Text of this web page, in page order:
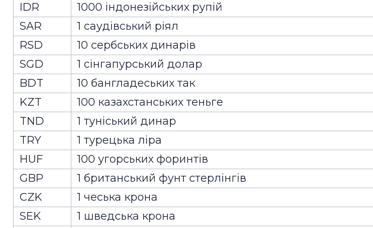
IDR
1000 індонезійських рупій
SAR
1 саудівський ріял
RSD
10 сербських динарів
SGD
1 сінгапурський долар
BDT
10 бангладеських так
KZT
100 казахстанських теньге
TND
1 туніський динар
TRY
1 турецька ліра
HUF
100 угорських форинтів
GBP
1 британський фунт стерлінгів
CZK
1 чеська крона
SEK
1 шведська крона